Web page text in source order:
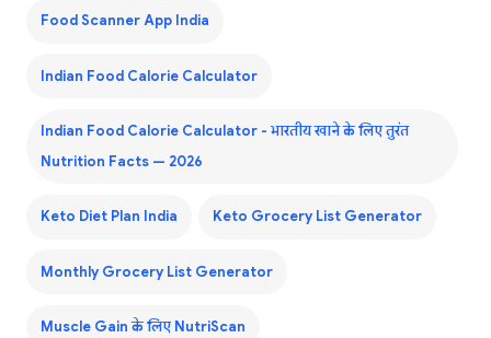
Food Scanner App India
Indian Food Calorie Calculator
Indian Food Calorie Calculator - भारतीय खाने के लिए तुरंत
Nutrition Facts — 2026
Keto Diet Plan India Keto Grocery List Generator
Monthly Grocery List Generator
Muscle Gain के लिए NutriScan